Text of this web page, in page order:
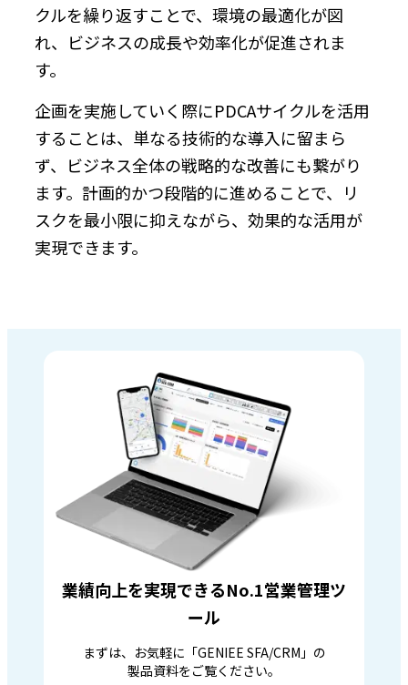
クルを繰り返すことで、環境の最適化が図
れ、ビジネスの成長や効率化が促進されま
す。
企画を実施していく際にPDCAサイクルを活用
することは、単なる技術的な導入に留まら
ず、ビジネス全体の戦略的な改善にも繋がり
ます。計画的かつ段階的に進めることで、リ
スクを最小限に抑えながら、効果的な活用が
実現できます。
業績向上を実現できるNo.1営業管理ツ
ール
まずは、お気軽に「GENIEE SFA/CRM」の
製品資料をご覧ください。